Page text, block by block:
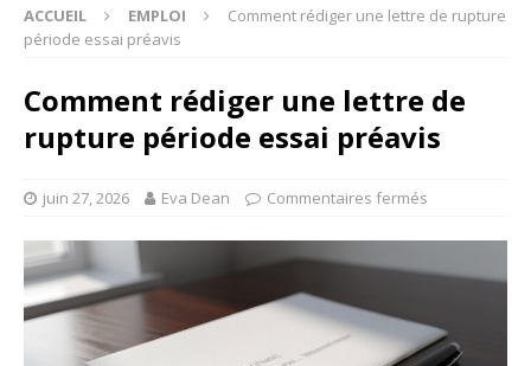
ACCUEIL EMPLOI
Comment rédiger une lettre de rupture
période essai préavis
Comment rédiger une lettre de
rupture période essai préavis
juin 27, 2026 Eva Dean Commentaires fermés